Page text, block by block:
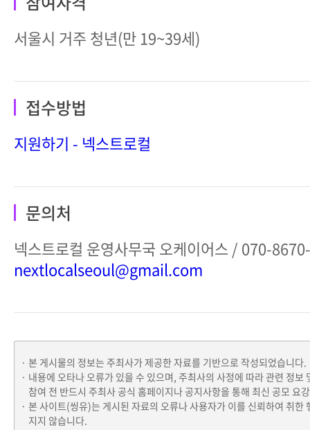
서울시 거주 청년(만 19~39세)
접수방법
지원하기 - 넥스트로컬
문의처
넥스트로컬 운영사무국 오케이어스 / 070-
nextlocalseoul@gmail.com
본 게시물의 정보는 주최사가 제공한 자료를 기반으로 작성되었습니다.
내용에 오타나 오류가 있을 수 있으며, 주최사의 사정에 따라 관련 정보
참여 전 반드시 주최사 공식 홈페이지나 공지사항을 통해 최신 공모 요
본 사이트(씽유)는 게시된 자료의 오류나 사용자가 이를 신뢰하여 취한
지지 않습니다.